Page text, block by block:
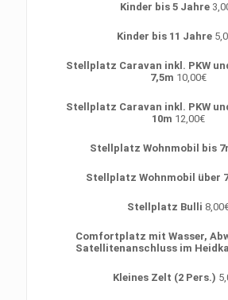
Kinder bis 5 Jahre
Kinder bis 11 Jahre
Stellplatz Caravan inkl. PKW
7,5m 10,00€
Stellplatz Caravan inkl. PKW
10m 12,00€
Stellplatz Wohnmobil bis
Stellplatz Wohnmobil über
Stellplatz Bulli
Comfortplatz mit Wasser,
Satellitenanschluss im
Kleines Zelt (2 Pers.)